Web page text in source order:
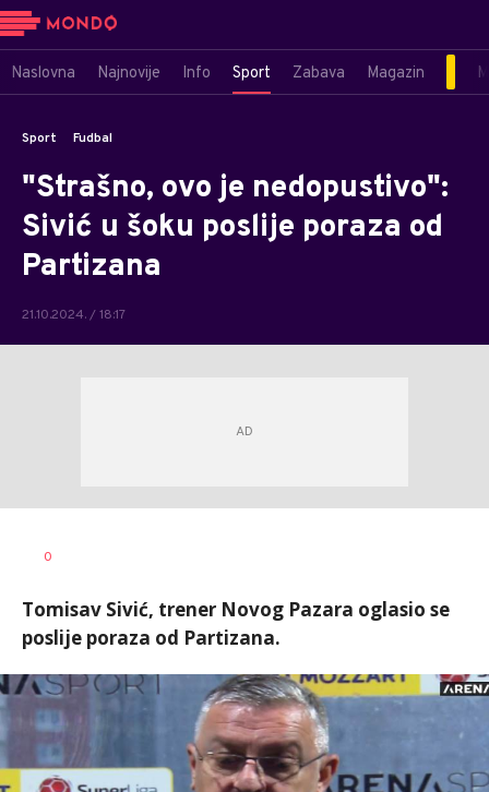
Naslovna Najnovije Info Sport Zabava Magazin
Sport Fudbal
"Strašno, ovo je nedopustivo":
Sivić u šoku poslije poraza od
Partizana
21.10.2024. / 18:17
0
Tomisav Sivić, trener Novog Pazara oglasio se
poslije poraza od Partizana.